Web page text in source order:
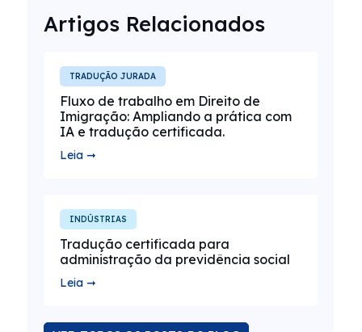
Artigos Relacionados
TRADUÇÃO JURADA
Fluxo de trabalho em Direito de
Imigração: Ampliando a prática com
IA e tradução certificada.
Leia ➞
INDÚSTRIAS
Tradução certificada para
administração da previdência social
Leia ➞